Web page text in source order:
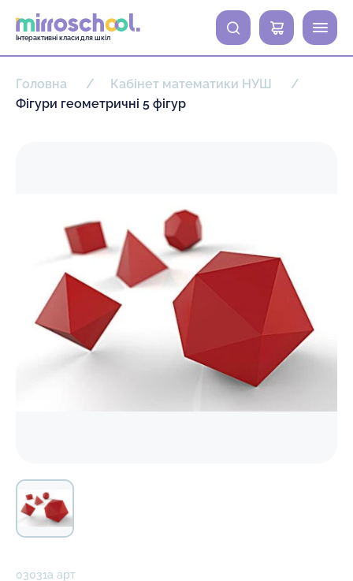
Інтерактивні класи для шкіл
0
Головна
Кабінет математики НУШ
Фігури геометричні 5 фігур
03031а арт